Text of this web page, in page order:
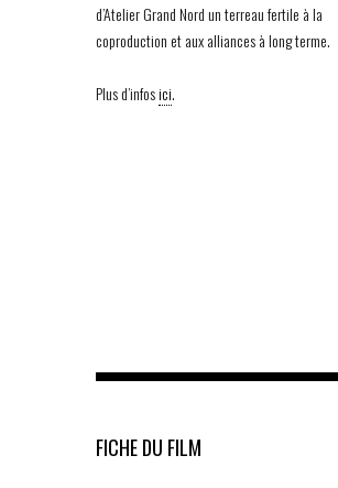
d’Atelier Grand Nord un terreau fertile à la
coproduction et aux alliances à long terme.
Plus d’infosici.
FICHE DU FILM